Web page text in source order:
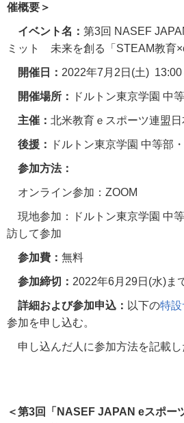
催概要＞
イベント名： 第3回 NASEF
ミット 未来を創る「 STEAM教育×
開催日： 2022年7 月 2 日 (土) 13:00
開催場所： ドルトン東京学園 中
主催： 北米教育ｅスポーツ連盟日
後援： ドルトン東京学園 中等部
参加方法：
オンライン参加： ZOOM
現地参加：ドルトン東京学園 中
訪して参加
参加費： 無料
参加締切： 2022年6月 29日 (水)ま
詳細および参加申込： 以下の特設
参加を申し込む。
申し込んだ人に参加方法を記載し
＜第3回「NASEF JAPAN eスポー